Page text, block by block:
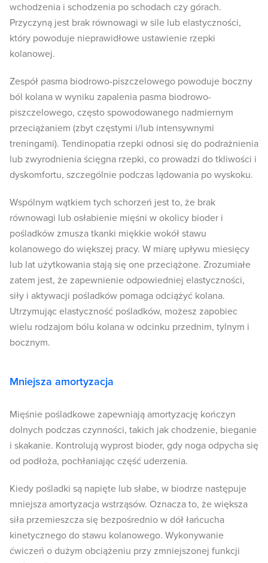
wchodzenia i schodzenia po schodach czy górach.
Przyczyną jest brak równowagi w sile lub elastyczności,
który powoduje nieprawidłowe ustawienie rzepki
kolanowej.
Zespół pasma biodrowo-piszczelowego powoduje boczny
ból kolana w wyniku zapalenia pasma biodrowo-
piszczelowego, często spowodowanego nadmiernym
przeciążaniem (zbyt częstymi i/lub intensywnymi
treningami). Tendinopatia rzepki odnosi się do podrażnienia
lub zwyrodnienia ścięgna rzepki, co prowadzi do tkliwości i
dyskomfortu, szczególnie podczas lądowania po wyskoku.
Wspólnym wątkiem tych schorzeń jest to, że brak
równowagi lub osłabienie mięśni w okolicy bioder i
pośladków zmusza tkanki miękkie wokół stawu
kolanowego do większej pracy. W miarę upływu miesięcy
lub lat użytkowania stają się one przeciążone. Zrozumiałe
zatem jest, że zapewnienie odpowiedniej elastyczności,
siły i aktywacji pośladków pomaga odciążyć kolana.
Utrzymując elastyczność pośladków, możesz zapobiec
wielu rodzajom bólu kolana w odcinku przednim, tylnym i
bocznym.
Mniejsza amortyzacja
Mięśnie pośladkowe zapewniają amortyzację kończyn
dolnych podczas czynności, takich jak chodzenie, bieganie
i skakanie. Kontrolują wyprost bioder, gdy noga odpycha się
od podłoża, pochłaniając część uderzenia.
Kiedy pośladki są napięte lub słabe, w biodrze następuje
mniejsza amortyzacja wstrząsów. Oznacza to, że większa
siła przemieszcza się bezpośrednio w dół łańcucha
kinetycznego do stawu kolanowego. Wykonywanie
ćwiczeń o dużym obciążeniu przy zmniejszonej funkcji